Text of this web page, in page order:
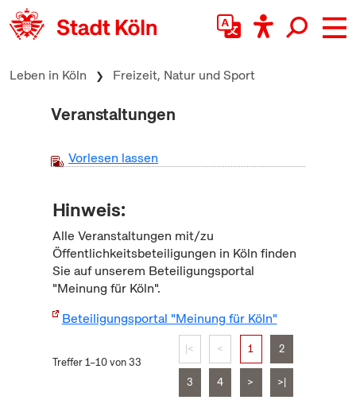
zum Inhalt springen
Leben in Köln Freizeit, Natur und Sport
Veranstaltungen
Vorlesen lassen
Hinweis:
Alle Veranstaltungen mit/zu
Öffentlichkeitsbeteiligungen in Köln finden
Sie auf unserem Beteiligungsportal
"Meinung für Köln".
Beteiligungsportal "Meinung für Köln"
Treffer 1–10 von 33
|< < 1 2
3 4 > >|